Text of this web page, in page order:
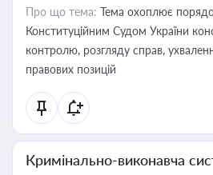
Про що тема: Тема охоплює
Конституційним Судом України
контролю, розгляду справ,
правових позицій
Кримінально-виконавча